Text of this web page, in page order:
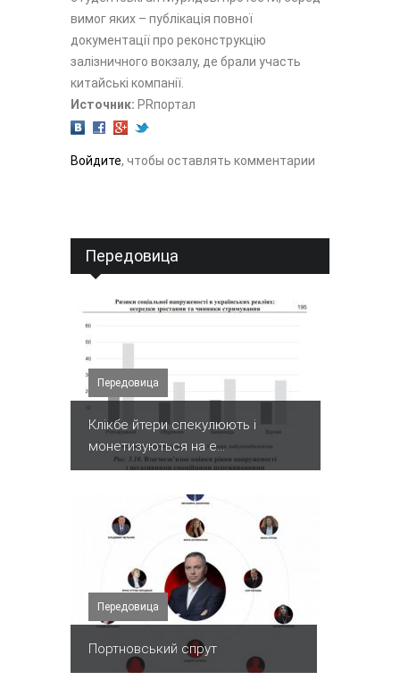
вимог яких – публікація повної
документації про реконструкцію
залізничного вокзалу, де брали участь
китайські компанії.
Источник: PRпортал
Войдите, чтобы оставлять комментарии
Передовица
Передовица
Клікбе йтери спекулюють і
монетизуються на е...
Передовица
Портновський спрут